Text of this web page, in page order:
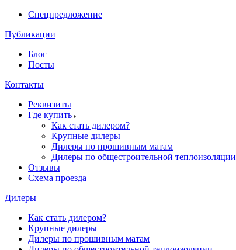
Спецпредложение
Публикации
Блог
Посты
Контакты
Реквизиты
Где купить
Как стать дилером?
Крупные дилеры
Дилеры по прошивным матам
Дилеры по общестроительной теплоизоляции
Отзывы
Схема проезда
Дилеры
Как стать дилером?
Крупные дилеры
Дилеры по прошивным матам